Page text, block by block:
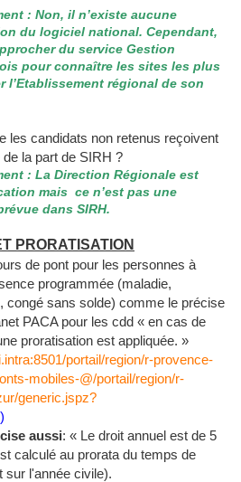
: Non, il n’existe aucune
du logiciel national. Cependant,
du service Gestion
pour connaître les sites les plus
l’Etablissement régional de son
les candidats non retenus reçoivent
la part de SIRH ?
: La Direction Régionale est
mais ce n’est pas une
dans SIRH.
PRORATISATION
de pont pour les personnes à
programmée (maladie,
congé sans solde) comme le précise
PACA pour les cdd « en cas de
proratisation est appliquée. »
portail/region/r-provence-
mobiles-@/portail/region/r-
generic.jspz?
)
aussi: « Le droit annuel est de 5
calculé au prorata du temps de
sur l'année civile).